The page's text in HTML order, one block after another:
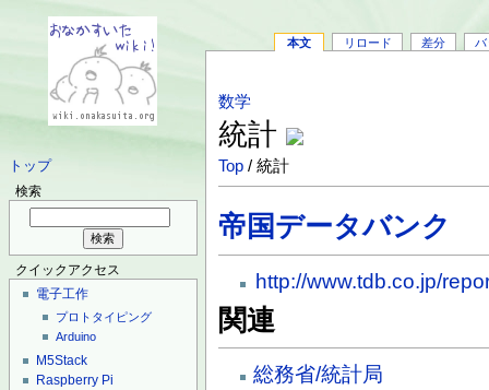
トップ
検索
クイックアクセス
電子工作
プロトタイピング
Arduino
M5Stack
Raspberry Pi
本文 リロード 差分 バ
数学
統計
Top / 統計
帝国データバンク
http://www.tdb.co.jp/
関連
総務省/統計局